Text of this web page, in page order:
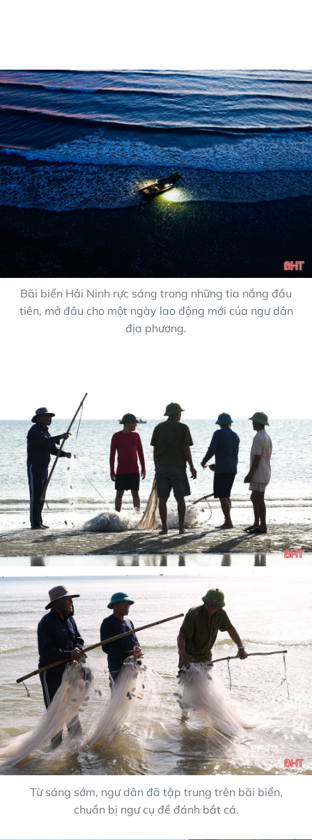
Bãi biển Hải Ninh rực sáng trong những tia nắng đầu
tiên, mở đầu cho một ngày lao động mới của ngư dân
địa phương.
Từ sáng sớm, ngư dân đã tập trung trên bãi biển,
chuẩn bị ngư cụ để đánh bắt cá.